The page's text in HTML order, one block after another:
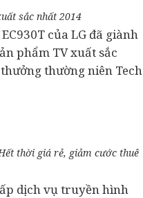
sắc nhất 2014
của LG đã giành
phẩm TV xuất sắc
thường niên Tech
thời giá rẻ, giảm cước thuê
dịch vụ truyền hình